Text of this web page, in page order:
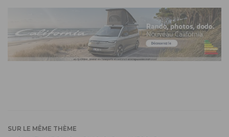
SUR LE MÊME THÈME